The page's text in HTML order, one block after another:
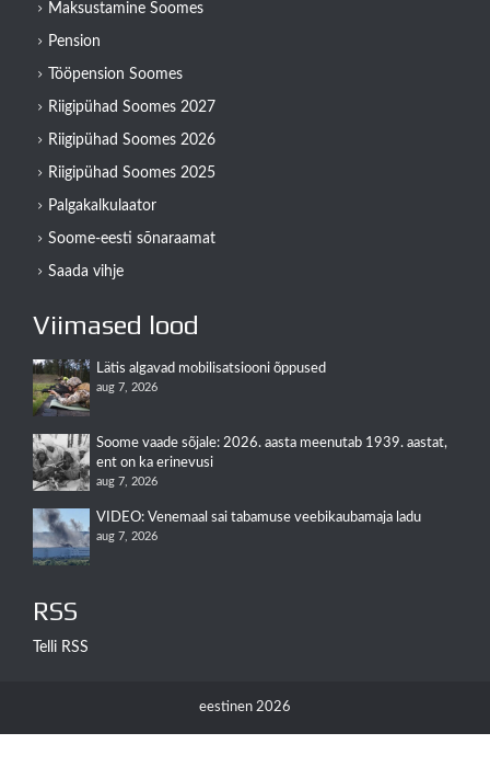
Maksustamine Soomes
Pension
Tööpension Soomes
Riigipühad Soomes 2027
Riigipühad Soomes 2026
Riigipühad Soomes 2025
Palgakalkulaator
Soome-eesti sõnaraamat
Saada vihje
Viimased lood
Lätis algavad mobilisatsiooni õppused
aug 7, 2026
Soome vaade sõjale: 2026. aasta meenutab 1939. aastat,
ent on ka erinevusi
aug 7, 2026
VIDEO: Venemaal sai tabamuse veebikaubamaja ladu
aug 7, 2026
RSS
Telli RSS
eestinen 2026